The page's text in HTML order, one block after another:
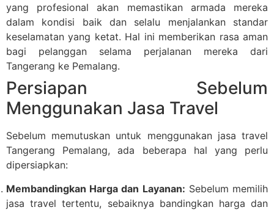
yang profesional akan memastikan armada mereka
dalam kondisi baik dan selalu menjalankan standar
keselamatan yang ketat. Hal ini memberikan rasa aman
bagi pelanggan selama perjalanan mereka dari
Tangerang ke Pemalang.
Persiapan Sebelum
Menggunakan Jasa Travel
Sebelum memutuskan untuk menggunakan jasa travel
Tangerang Pemalang, ada beberapa hal yang perlu
dipersiapkan:
Membandingkan Harga dan Layanan: Sebelum memilih
jasa travel tertentu, sebaiknya bandingkan harga dan